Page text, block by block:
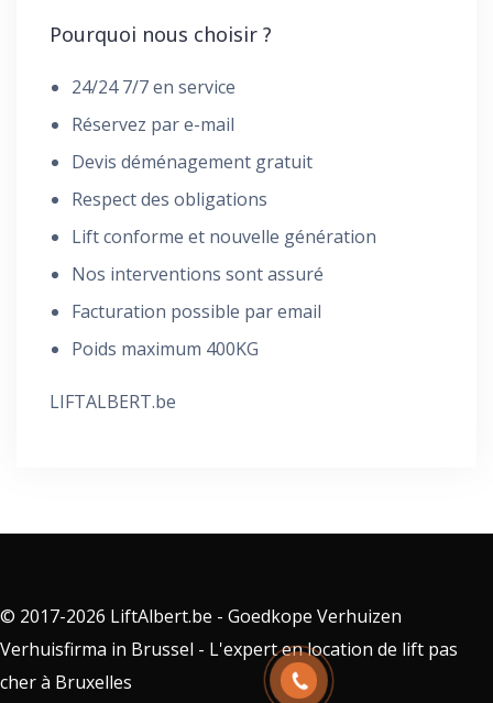
Pourquoi nous choisir ?
24/24 7/7 en service
Réservez par e-mail
Devis déménagement gratuit
Respect des obligations
Lift conforme et nouvelle génération
Nos interventions sont assuré
Facturation possible par email
Poids maximum 400KG
LIFTALBERT.be
© 2017-2026 LiftAlbert.be - Goedkope Verhuizen
Verhuisfirma in Brussel - L'expert en location de lift pas
cher à Bruxelles